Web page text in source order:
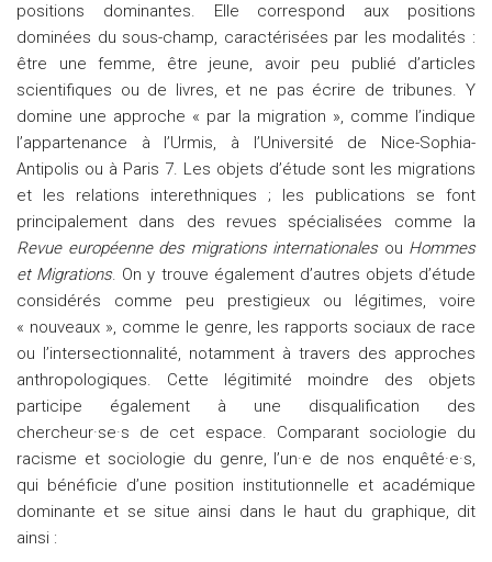
positions dominantes. Elle correspond aux positions
dominées du sous-champ, caractérisées par les modalités :
être une femme, être jeune, avoir peu publié d’articles
scientifiques ou de livres, et ne pas écrire de tribunes. Y
domine une approche « par la migration », comme l’indique
l’appartenance à l’Urmis, à l’Université de Nice-Sophia-
Antipolis ou à Paris 7. Les objets d’étude sont les migrations
et les relations interethniques ; les publications se font
principalement dans des revues spécialisées comme la
Revue européenne des migrations internationales ou Hommes
et Migrations. On y trouve également d’autres objets d’étude
considérés comme peu prestigieux ou légitimes, voire
« nouveaux », comme le genre, les rapports sociaux de race
ou l’intersectionnalité, notamment à travers des approches
anthropologiques. Cette légitimité moindre des objets
participe également à une disqualification des
chercheur·se·s de cet espace. Comparant sociologie du
racisme et sociologie du genre, l’un·e de nos enquêté·e·s,
qui bénéficie d’une position institutionnelle et académique
dominante et se situe ainsi dans le haut du graphique, dit
ainsi :